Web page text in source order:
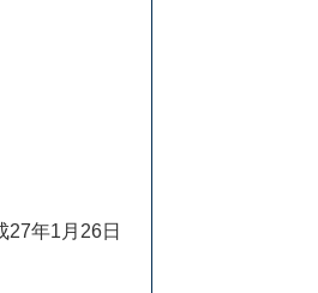
年1月26日